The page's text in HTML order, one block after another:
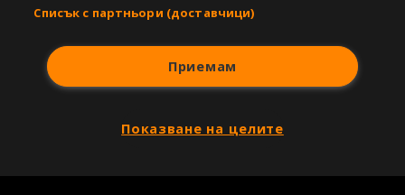
СвалиБЕЗПЛАТНОТОприложение за:
Powered by:
Списък с партньори (доставчици)
Приемам
Показване на целите